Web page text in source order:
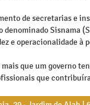
de secretarias e
Sisnama
e operacionalidade
que um governo
que